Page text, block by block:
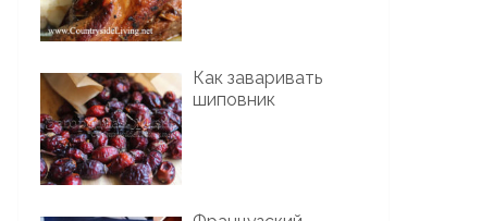
Как заваривать
шиповник